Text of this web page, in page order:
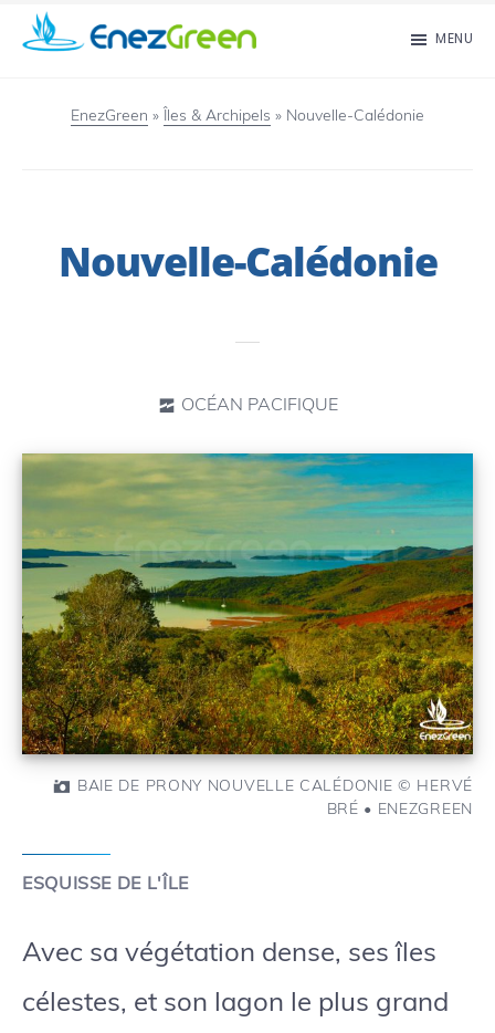
Passer
au
principal
islands
mind!
MENU
EnezGreen » Îles & Archipels » Nouvelle-Calédonie
Nouvelle-Calédonie
OCÉAN PACIFIQUE
BAIE DE PRONY NOUVELLE CALÉDONIE © HERVÉ
BRÉ • ENEZGREEN
ESQUISSE DE L'ÎLE
Avec sa végétation dense, ses îles
célestes, et son lagon le plus grand